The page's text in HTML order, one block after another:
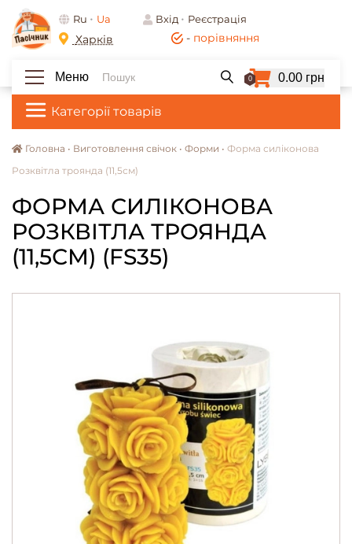
- порівняння
Ru Ua Вхід Реєстрація
Харків
Категорії товарів
Меню 0 0.00 грн
Головна • Виготовлення свічок • Форми • Форма силіконова
Розквітла троянда (11,5см)
ФОРМА СИЛІКОНОВА
РОЗКВІТЛА ТРОЯНДА
(11,5СМ) (FS35)